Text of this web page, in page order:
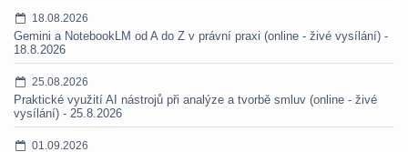
18.08.2026
Gemini a NotebookLM od A do Z v právní praxi (online - živé vysílání) -
18.8.2026
25.08.2026
Praktické využití AI nástrojů při analýze a tvorbě smluv (online - živé
vysílání) - 25.8.2026
01.09.2026